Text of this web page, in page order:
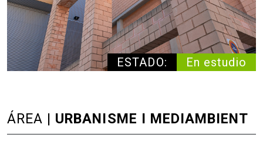
ESTADO: En estudio
ÁREA | URBANISME I MEDIAMBIENT